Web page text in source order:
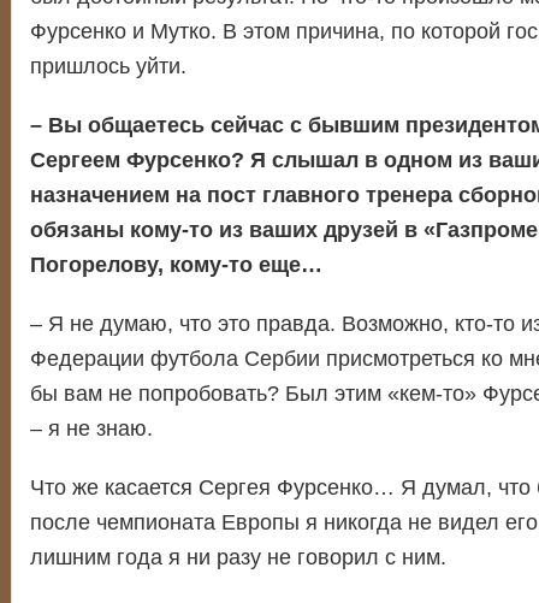
Фурсенко и Мутко. В этом причина, по которой
пришлось уйти.
– Вы общаетесь сейчас с бывшим
Сергеем Фурсенко? Я слышал в одном из
назначением на пост главного тренера
обязаны кому-то из ваших друзей в
Погорелову, кому-то еще…
– Я не думаю, что это правда. Возможно, кто-то
Федерации футбола Сербии присмотреться ко
бы вам не попробовать? Был этим «кем-то»
– я не знаю.
Что же касается Сергея Фурсенко… Я думал,
после чемпионата Европы я никогда не видел
лишним года я ни разу не говорил с ним.